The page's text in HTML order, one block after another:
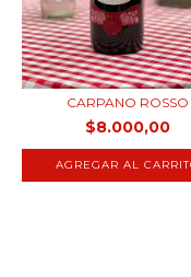
CARPANO ROSSO
$8.000,00